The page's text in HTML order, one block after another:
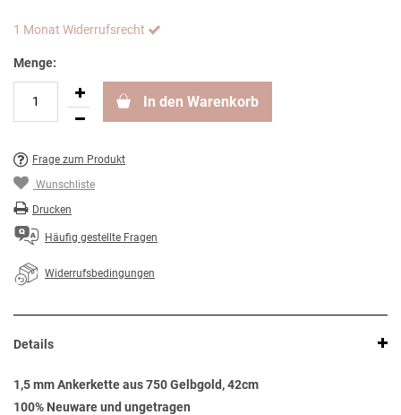
1 Monat Widerrufsrecht
Menge:
In den Warenkorb
Frage zum Produkt
Wunschliste
Drucken
Häufig gestellte Fragen
Widerrufsbedingungen
Details
1,5 mm Ankerkette aus 750 Gelbgold, 42cm
100% Neuware und ungetragen